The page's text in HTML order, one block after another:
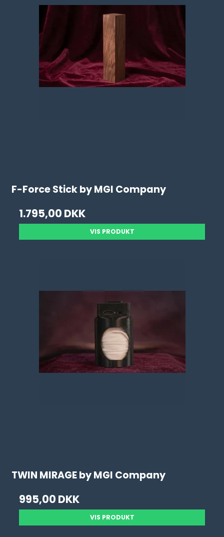
F-Force Stick by MGI Company
1.795,00 DKK
VIS PRODUKT
TWIN MIRAGE by MGI Company
995,00 DKK
VIS PRODUKT